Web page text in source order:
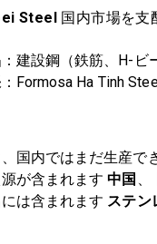
Steel 国内市場を支
：建設鋼（鉄筋、H-
：Formosa Ha Tinh
国内ではまだ生産で
が含まれます中国
は含まれます ステン